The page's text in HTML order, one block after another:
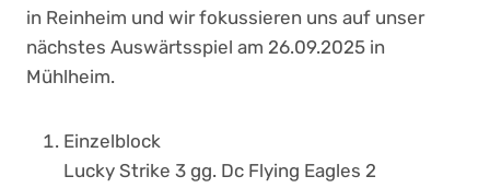
in Reinheim und wir fokussieren uns auf unser
nächstes Auswärtsspiel am 26.09.2025 in
Mühlheim.
Einzelblock
Lucky Strike 3 gg. Dc Flying Eagles 2